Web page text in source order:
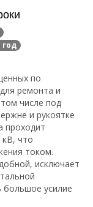
год
по
ремонта и
числе под
и рукоятке
проходит
кВ, что
током.
исключает
большое усилие